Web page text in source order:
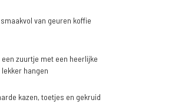
van geuren koffie
zuurtje met een heerlijke
hangen
kazen, toetjes en gekruid